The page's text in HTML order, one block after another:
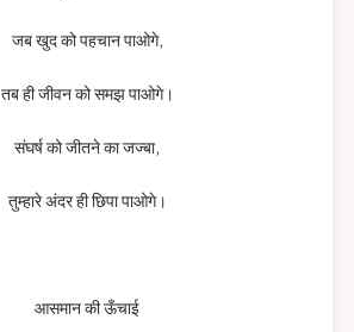
जब खुद को पहचान पाओगे,
तब ही जीवन को समझ पाओगे।
संघर्ष को जीतने का जज्बा,
तुम्हारे अंदर ही छिपा पाओगे।
आसमान की ऊँचाई